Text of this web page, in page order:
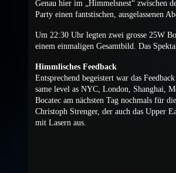
Genau hier im „Himmelsnest“ zwischen
Party einen fantstischen, ausgelassenen
Um 22:30 Uhr legten zwei grosse 25W
einem einmaligen Gesamtbild. Das
Himmlisches Feedback
Entsprechend begeistert war das
same level as NYC, London, Shanghai,
Bocatec am nächsten Tag nochmals für
Christoph Strenger, der auch das Upper
mit Lasern aus.